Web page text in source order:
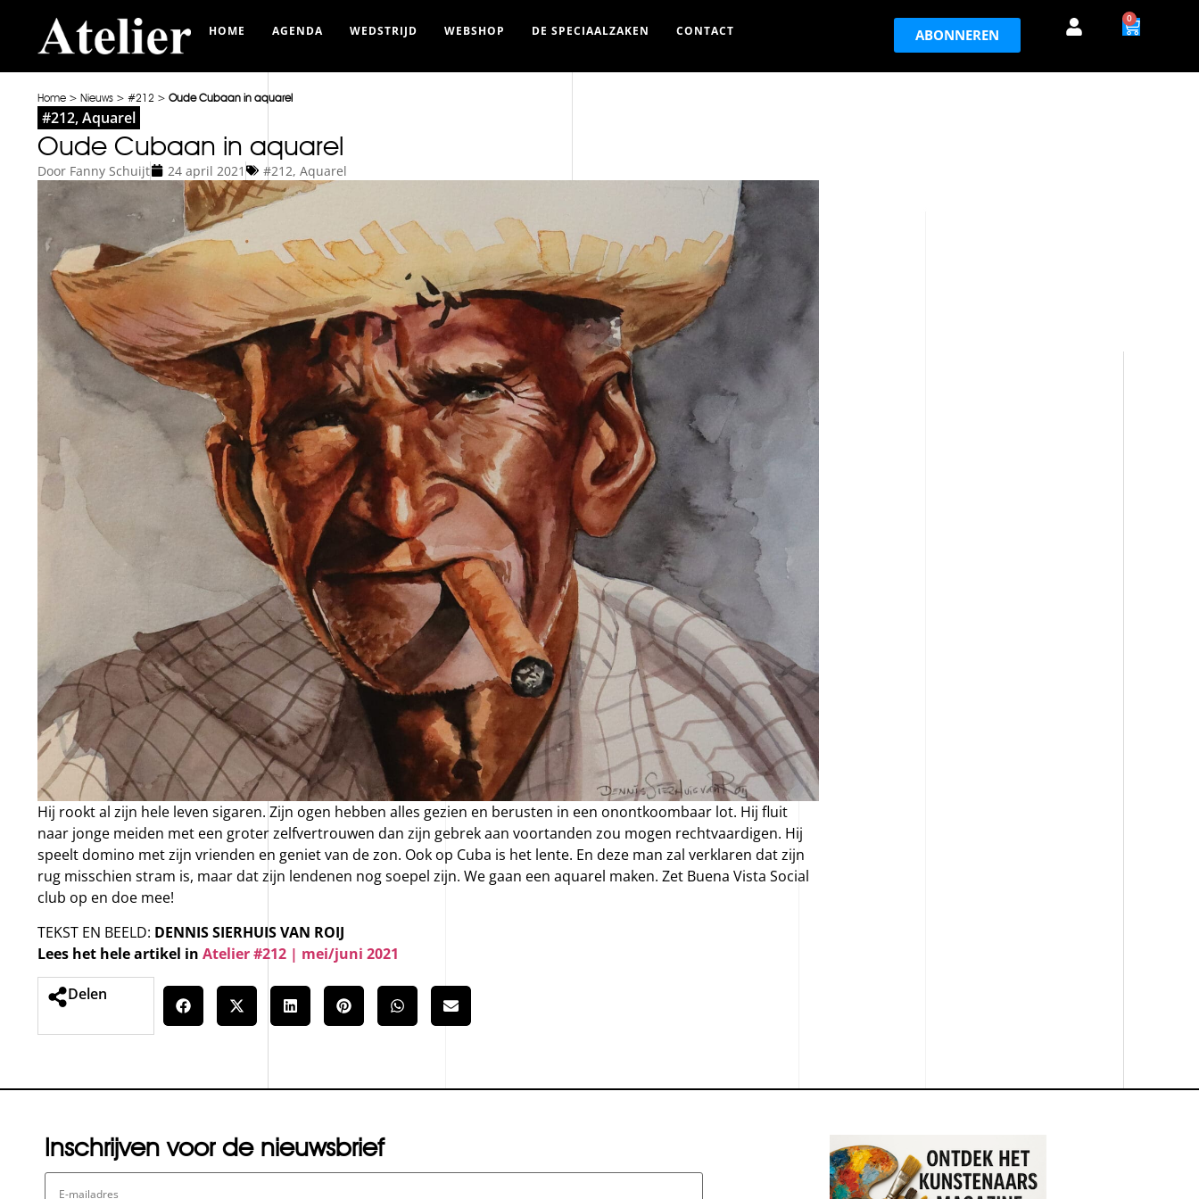
HOME AGENDA WEDSTRIJD WEBSHOP DE SPECIAALZAKEN CONTACT ABONNEREN
0
Home > Nieuws > #212 > Oude Cubaan in aquarel
#212,Aquarel
Oude Cubaan in aquarel
Door Fanny Schuijt 24 april 2021 #212, Aquarel
Hij rookt al zijn hele leven sigaren. Zijn ogen hebben alles gezien en berusten in een onontkoombaar lot. Hij fluit
naar jonge meiden met een groter zelfvertrouwen dan zijn gebrek aan voortanden zou mogen rechtvaardigen. Hij
speelt domino met zijn vrienden en geniet van de zon. Ook op Cuba is het lente. En deze man zal verklaren dat zijn
rug misschien stram is, maar dat zijn lendenen nog soepel zijn. We gaan een aquarel maken. Zet Buena Vista Social
club op en doe mee!
TEKST EN BEELD: DENNIS SIERHUIS VAN ROIJ
Lees het hele artikel in Atelier #212 | mei/juni 2021
Delen
Inschrijven voor de nieuwsbrief
E-
mailadres